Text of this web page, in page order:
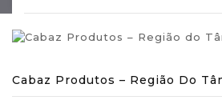
Cabaz Produtos – Região Do